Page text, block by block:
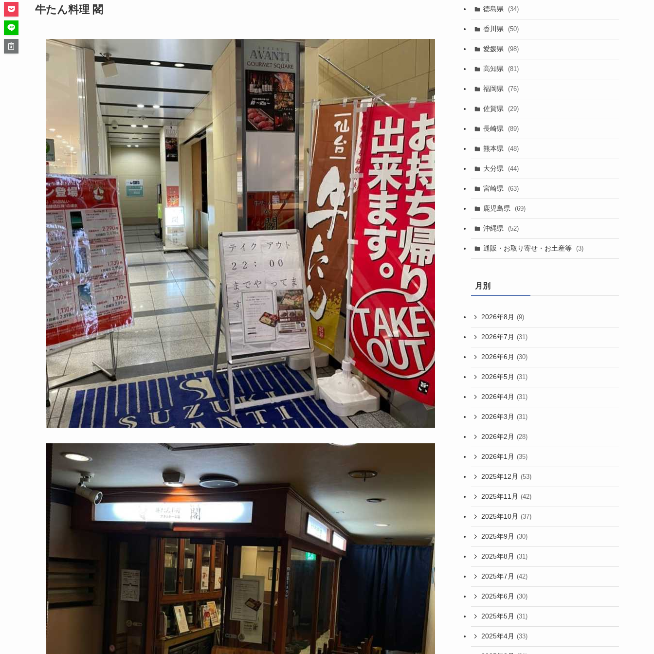
牛たん料理 閣 徳島県 (34)
香川県 (50)
愛媛県 (98)
高知県 (81)
福岡県 (76)
佐賀県 (29)
長崎県 (89)
熊本県 (48)
大分県 (44)
宮崎県 (63)
鹿児島県 (69)
沖縄県 (52)
通販・お取り寄せ・お土産等 (3)
月別
2026年8月 (9)
2026年7月 (31)
2026年6月 (30)
2026年5月 (31)
2026年4月 (31)
2026年3月 (31)
2026年2月 (28)
2026年1月 (35)
2025年12月 (53)
2025年11月 (42)
2025年10月 (37)
2025年9月 (30)
2025年8月 (31)
2025年7月 (42)
2025年6月 (30)
2025年5月 (31)
2025年4月 (33)